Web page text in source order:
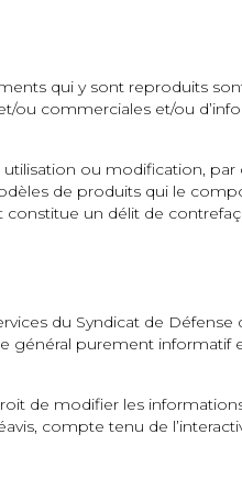
qui y sont reproduits
commerciales et/ou
ou modification,
de produits qui le
un délit de
du Syndicat de
purement
de modifier les
compte tenu de